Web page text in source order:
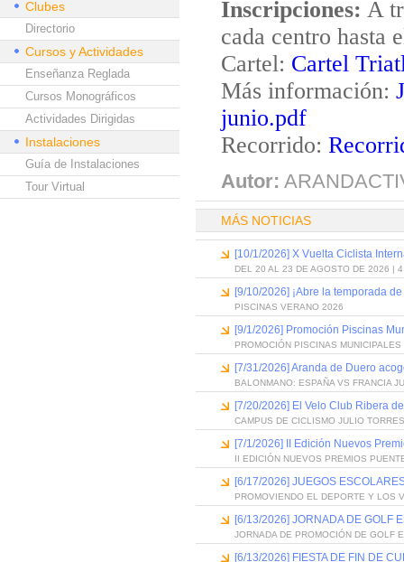
Clubes
Directorio
Cursos y Actividades
Enseñanza Reglada
Cursos Monográficos
Actividades Dirigidas
Instalaciones
Guía de Instalaciones
Tour Virtual
Inscripciones: A
cada centro hasta
Cartel: Cartel
Más información:
junio.pdf
Recorrido:
Autor:
MÁS NOTICIAS
[10/1/2026] X Vuelta Ciclista
DEL 20 AL 23 DE AGOSTO DE 2026 | 4
[9/10/2026] ¡Abre la temporada
PISCINAS VERANO 2026
[9/1/2026] Promoción Piscinas
PROMOCIÓN PISCINAS
[7/31/2026] Aranda de Duero
BALONMANO: ESPAÑA VS FRANCIA
[7/20/2026] El Velo Club Ribera
CAMPUS DE CICLISMO JULIO
[7/1/2026] II Edición Nuevos
II EDICIÓN NUEVOS PREMIOS
[6/17/2026] JUEGOS
PROMOVIENDO EL DEPORTE Y LOS
[6/13/2026] JORNADA DE GOLF
JORNADA DE PROMOCIÓN DE GOLF
[6/13/2026] FIESTA DE FIN DE